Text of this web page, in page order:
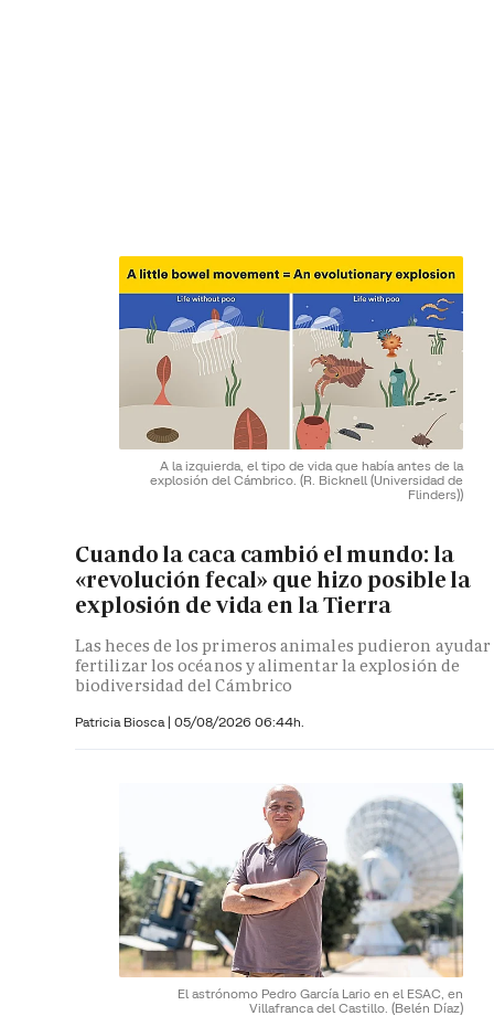
A la izquierda, el tipo de vida que había antes de la
explosión del Cámbrico. (R. Bicknell (Universidad de
Flinders))
Cuando la caca cambió el mundo: la
«revolución fecal» que hizo posible la
explosión de vida en la Tierra
Las heces de los primeros animales pudieron ayudar
fertilizar los océanos y alimentar la explosión de
biodiversidad del Cámbrico
Patricia Biosca | 05/08/2026 06:44h.
El astrónomo Pedro García Lario en el ESAC, en
Villafranca del Castillo. (Belén Díaz)